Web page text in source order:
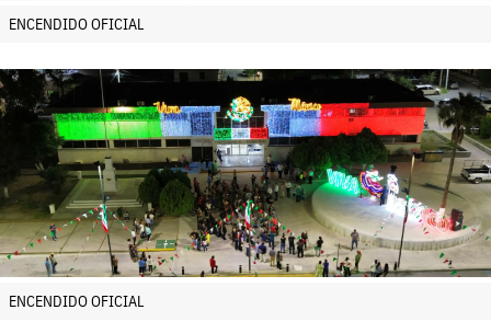
ENCENDIDO OFICIAL
ENCENDIDO OFICIAL